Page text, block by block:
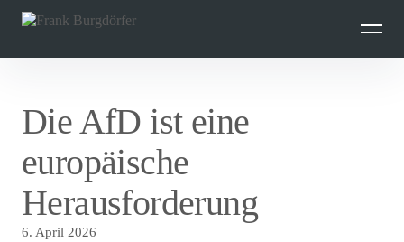
überspringen
Die AfD ist eine
europäische
Herausforderung
6. April 2026